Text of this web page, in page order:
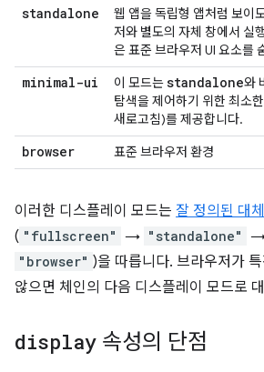
standalone
웹 앱을 독립형 앱처럼 보이
저와 별도의 자체 창에서 실
은 표준 브라우저 UI 요소를
minimal-ui 이 모드는standalone와
탐색을 제어하기 위한 최소
새로고침)를 제공합니다.
browser 표준 브라우저 환경
이러한 디스플레이 모드는 잘 정의된 대
( "fullscreen" → "standalone"
"browser" )을 따릅니다. 브라우저가
않으면 체인의 다음 디스플레이 모드로
display 속성의 단점